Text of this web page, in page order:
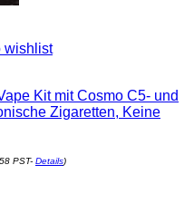
wishlist
Kit mit Cosmo C5- und
Zigaretten, Keine
PST- Details)